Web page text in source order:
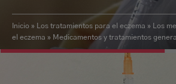
Ruta
Inicio Los tratamientos para el eczema
Los
el eczema
Medicamentos y tratamientos